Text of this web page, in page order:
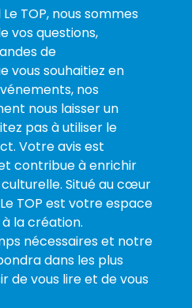
TOP, nous sommes
vos questions,
de
vous souhaitiez en
nos
nous laisser un
pas à utiliser le
Votre avis est
contribue à enrichir
Situé au cœur
TOP est votre espace
la création.
nécessaires et notre
dans les plus
de vous lire et de vous